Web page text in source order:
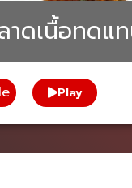
ดเนื้อทดแ
Play